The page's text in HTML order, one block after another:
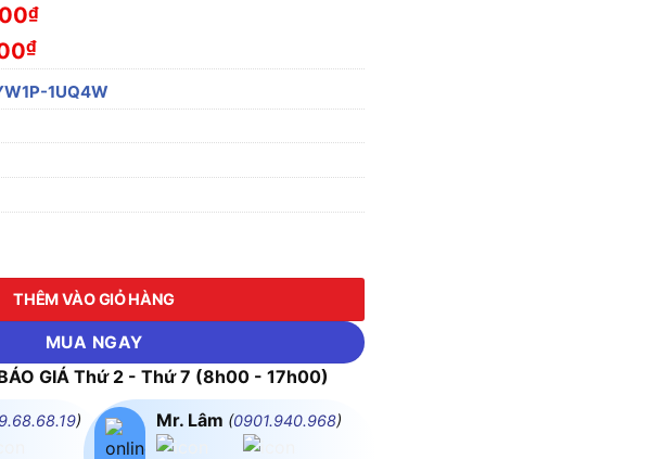
₫
₫
1UQ4W
DC Idec YW1P-1UQ4W Màu Trắng số lượng
THÊM VÀO GIỎ HÀNG
MUA NGAY
GIÁ Thứ 2 - Thứ 7 (8h00 - 17h00)
) Mr. Lâm (0901.940.968)